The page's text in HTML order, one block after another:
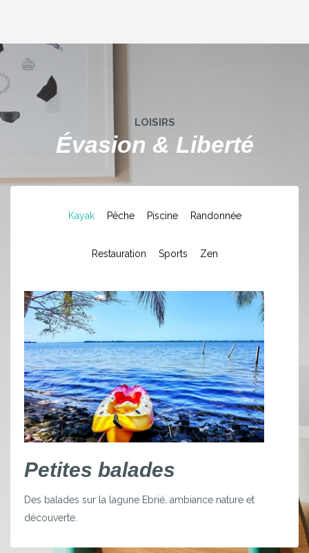
LOISIRS
Évasion & Liberté
Kayak Pêche Piscine Randonnée
Restauration Sports Zen
Petites balades
Des balades sur la lagune Ebrié, ambiance nature et
découverte.